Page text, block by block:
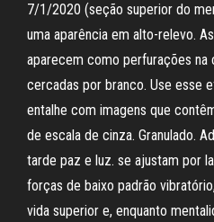
7/1/2020 (seção superior do
uma aparência em alto-relevo.
aparecem como perfurações na
cercadas por branco. Use esse
entalhe com imagens que
de escala de cinza. Granulado.
tarde paz e luz. se ajustam por
forças de baixo padrão
vida superior e, enquanto